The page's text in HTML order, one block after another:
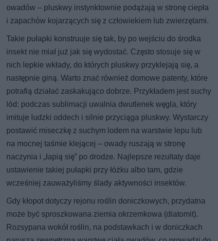
owadów – pluskwy instynktownie podążają w stronę ciepła
i zapachów kojarzących się z człowiekiem lub zwierzętami.
Takie pułapki konstruuje się tak, by po wejściu do środka
insekt nie miał już jak się wydostać. Często stosuje się w
nich lepkie wkłady, do których pluskwy przyklejają się, a
następnie giną. Warto znać również domowe patenty, które
potrafią działać zaskakująco dobrze. Przykładem jest suchy
lód: podczas sublimacji uwalnia dwutlenek węgla, który
imituje ludzki oddech i silnie przyciąga pluskwy. Wystarczy
postawić miseczkę z suchym lodem na warstwie lepu lub
na mocnej taśmie klejącej – owady ruszają w stronę
naczynia i „łapią się” po drodze. Najlepsze rezultaty daje
ustawienie takiej pułapki przy łóżku albo tam, gdzie
wcześniej zauważyliśmy ślady aktywności insektów.
Gdy kłopot dotyczy rejonu roślin doniczkowych, przydatna
może być sproszkowana ziemia okrzemkowa (diatomit).
Rozsypana wokół roślin, na podstawkach i w doniczkach